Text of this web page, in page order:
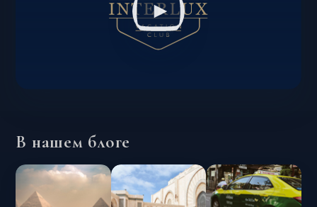
В нашем блоге